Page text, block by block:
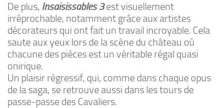
De plus, Insaisissables 3est visuellement
irréprochable, notamment grâce aux artistes
décorateurs qui ont fait un travail incroyable. Cela
saute aux yeux lors de la scène du château où
chacune des pièces est un véritable régal quasi
onirique.
Un plaisir régressif, qui, comme dans chaque opus
de la saga, se retrouve aussi dans les tours de
passe-passe des Cavaliers.